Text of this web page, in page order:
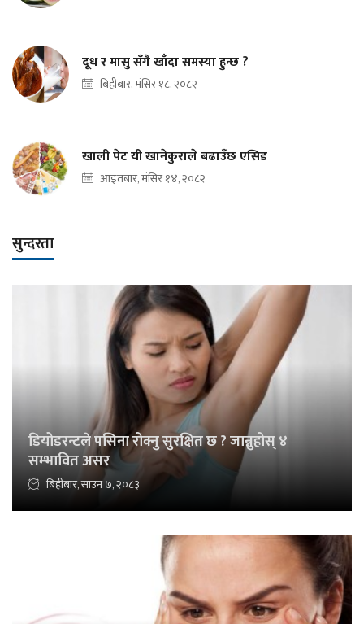
दूध र मासु सँगै खाँदा समस्या हुन्छ ?
बिहीबार, मंसिर १८, २०८२
खाली पेट यी खानेकुराले बढाउँछ एसिड
आइतबार, मंसिर १४, २०८२
सुन्दरता
डियोडरन्टले पसिना रोक्नु सुरक्षित छ ? जान्नुहोस् ४
सम्भावित असर
बिहीबार, साउन ७, २०८३